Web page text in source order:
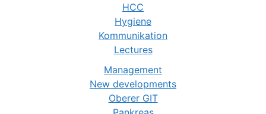
HCC
Hygiene
Kommunikation
Lectures
Management
New developments
Oberer GIT